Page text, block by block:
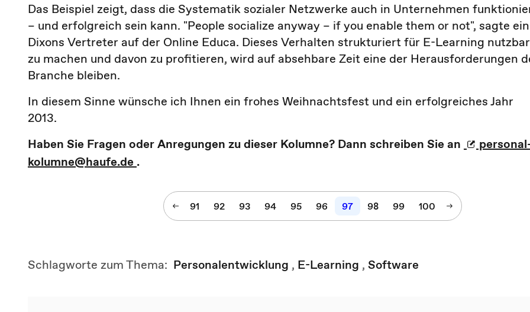
Das Beispiel zeigt, dass die Systematik sozialer Netzwerke auch in Unternehmen
– und erfolgreich sein kann. "People socialize anyway – if you enable them or not", sagte ein
Dixons Vertreter auf der Online Educa. Dieses Verhalten strukturiert für E-Learning nutzbar
zu machen und davon zu profitieren, wird auf absehbare Zeit eine der Herausforderungen
Branche bleiben.
In diesem Sinne wünsche ich Ihnen ein frohes Weihnachtsfest und ein erfolgreiches Jahr
2013.
Haben Sie Fragen oder Anregungen zu dieser Kolumne? Dann schreiben Sie an
kolumne@haufe.de .
91 92 93 94 95 96 97 98 99 100
Schlagworte zum Thema: Personalentwicklung , E-Learning , Software